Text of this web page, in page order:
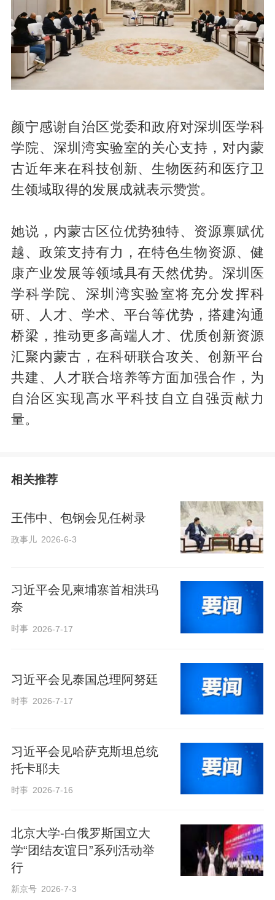
颜宁感谢自治区党委和政府对深圳医学科
学院、深圳湾实验室的关心支持，对内蒙
古近年来在科技创新、生物医药和医疗卫
生领域取得的发展成就表示赞赏。
她说，内蒙古区位优势独特、资源禀赋优
越、政策支持有力，在特色生物资源、健
康产业发展等领域具有天然优势。深圳医
学科学院、深圳湾实验室将充分发挥科
研、人才、学术、平台等优势，搭建沟通
桥梁，推动更多高端人才、优质创新资源
汇聚内蒙古，在科研联合攻关、创新平台
共建、人才联合培养等方面加强合作，为
自治区实现高水平科技自立自强贡献力
量。
相关推荐
王伟中、包钢会见任树录
政事儿 2026-6-3
习近平会见柬埔寨首相洪玛
奈
时事 2026-7-17
习近平会见泰国总理阿努廷
时事 2026-7-17
习近平会见哈萨克斯坦总统
托卡耶夫
时事 2026-7-16
北京大学-白俄罗斯国立大
学“团结友谊日”系列活动举
行
新京号 2026-7-3